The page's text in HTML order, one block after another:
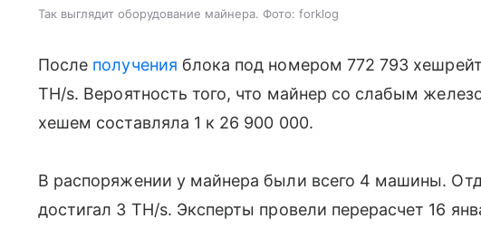
Так выглядит оборудование майнера. Фото: forklog
После получения блока под номером 772 793
TH/s. Вероятность того, что майнер со слабым
хешем составляла 1 к 26 900 000.
В распоряжении у майнера были всего 4 машины.
достигал 3 TH/s. Эксперты провели перерасчет 16